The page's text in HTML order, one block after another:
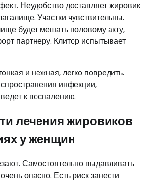
Неудобство доставляет жировик
Участки чувствительны.
будет мешать половому акту,
партнеру. Клитор испытывает
и нежная, легко повредить.
инфекции,
к воспалению.
лечения жировиков
у женщин
Самостоятельно выдавливать
опасно. Есть риск занести